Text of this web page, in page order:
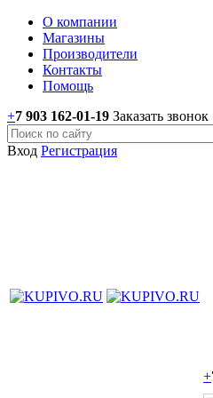
О компании
Магазины
Производители
Контакты
Помощь
+7 903 162-01-19 Заказать звонок
Вход Регистрация
+